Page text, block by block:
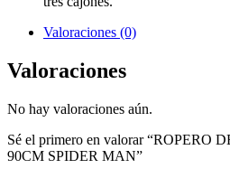
Valoraciones (0)
Valoraciones
No hay valoraciones aún.
Sé el primero en valorar “ROPERO
90CM SPIDER MAN”